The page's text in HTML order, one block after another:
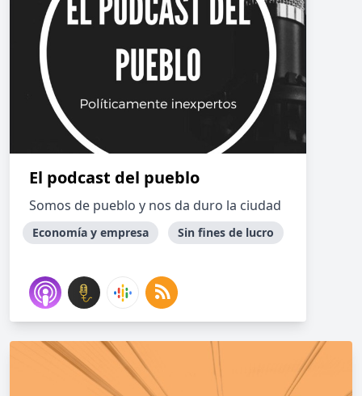
El podcast del pueblo
Somos de pueblo y nos da duro la ciudad
Economía y empresa Sin fines de lucro